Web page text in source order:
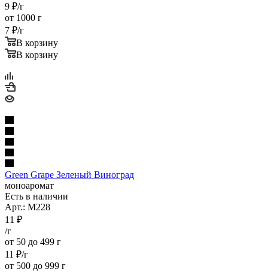
9 ₽/г
от 1000 г
7 ₽/г
В корзину
В корзину
Green Grape Зеленый Виноград
моноаромат
Есть в наличии
Арт.: M228
11 ₽
/г
от 50 до 499 г
11 ₽/г
от 500 до 999 г